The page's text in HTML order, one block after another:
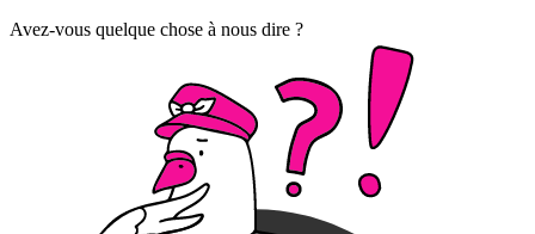
Avez-vous quelque chose à nous dire ?